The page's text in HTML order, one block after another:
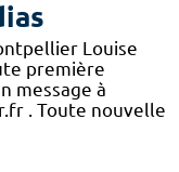
Louise
première
message à
. Toute nouvelle